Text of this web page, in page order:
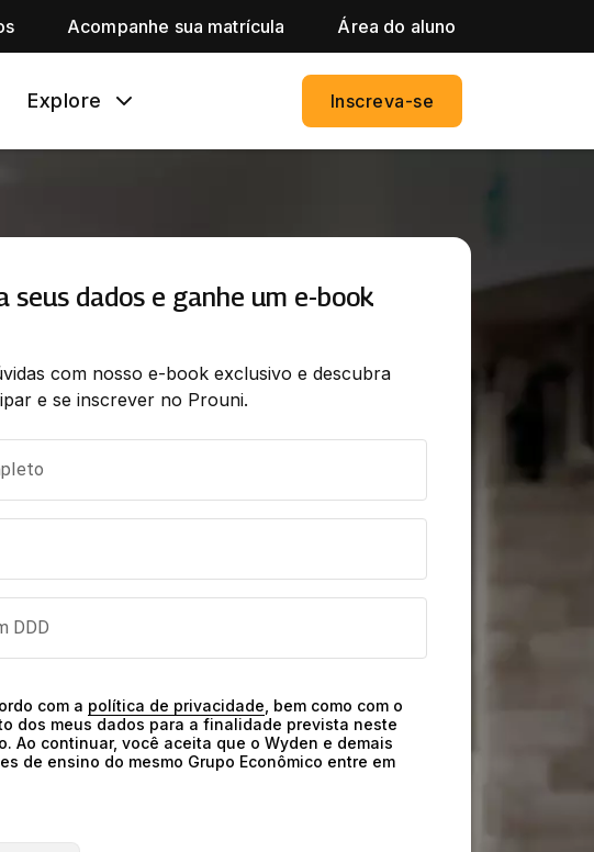
Acompanhe sua matrícula Área do aluno
Explore Inscreva-se
seus dados e ganhe um e-book
com nosso e-book exclusivo e descubra
e se inscrever no Prouni.
DDD
com a política de privacidade , bem como com o
dos meus dados para a finalidade prevista neste
Ao continuar, você aceita que o Wyden e demais
de ensino do mesmo Grupo Econômico entre em